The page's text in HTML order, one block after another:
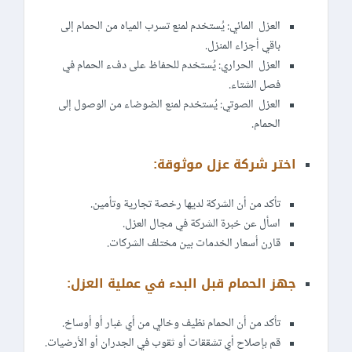
العزل المائي: يُستخدم لمنع تسرب المياه من الحمام إلى
باقي أجزاء المنزل.
العزل الحراري: يُستخدم للحفاظ على دفء الحمام في
فصل الشتاء.
العزل الصوتي: يُستخدم لمنع الضوضاء من الوصول إلى
الحمام.
اختر شركة عزل موثوقة:
تأكد من أن الشركة لديها رخصة تجارية وتأمين.
اسأل عن خبرة الشركة في مجال العزل.
قارن أسعار الخدمات بين مختلف الشركات.
جهز الحمام قبل البدء في عملية العزل:
تأكد من أن الحمام نظيف وخالي من أي غبار أو أوساخ.
قم بإصلاح أي تشققات أو ثقوب في الجدران أو الأرضيات.